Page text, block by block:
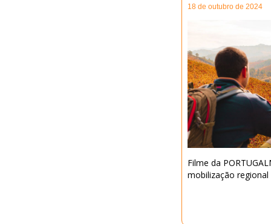
18 de outubro de 2024
Filme da
mobilização